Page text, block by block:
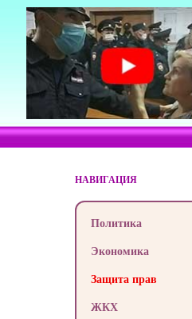
НАВИГАЦИЯ
Политика
Экономика
Защита прав
ЖКХ